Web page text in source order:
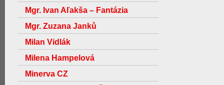
Mgr. Ivan Aľakša – Fantázia
Mgr. Zuzana Janků
Milan Vidlák
Milena Hampelová
Minerva CZ